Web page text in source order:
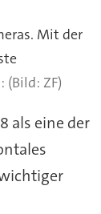
Mit der
(Bild: ZF)
als eine der